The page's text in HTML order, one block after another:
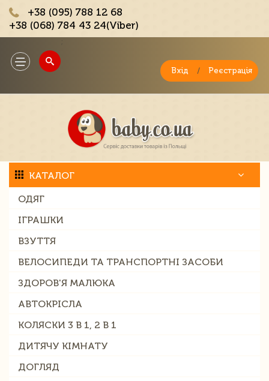
+38 (095) 788 12 68
+38 (068) 784 43 24(Viber)
Toggle
navigation
Вхід / Реєстрація
КАТАЛОГ
ОДЯГ
ІГРАШКИ
ВЗУТТЯ
ВЕЛОСИПЕДИ ТА ТРАНСПОРТНІ ЗАСОБИ
ЗДОРОВ'Я МАЛЮКА
АВТОКРІСЛА
КОЛЯСКИ 3 В 1, 2 В 1
ДИТЯЧУ КІМНАТУ
ДОГЛЯД